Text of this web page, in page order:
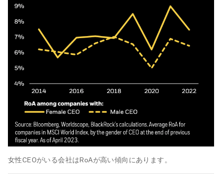
女性CEOがいる会社はRoAが高い傾向にあります。